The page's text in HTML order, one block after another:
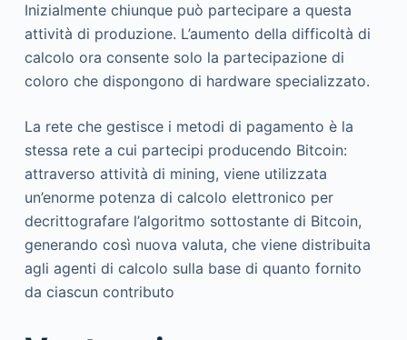
Inizialmente chiunque può partecipare a questa
attività di produzione. L’aumento della difficoltà di
calcolo ora consente solo la partecipazione di
coloro che dispongono di hardware specializzato.
La rete che gestisce i metodi di pagamento è la
stessa rete a cui partecipi producendo Bitcoin:
attraverso attività di mining, viene utilizzata
un’enorme potenza di calcolo elettronico per
decrittografare l’algoritmo sottostante di Bitcoin,
generando così nuova valuta, che viene distribuita
agli agenti di calcolo sulla base di quanto fornito
da ciascun contributo